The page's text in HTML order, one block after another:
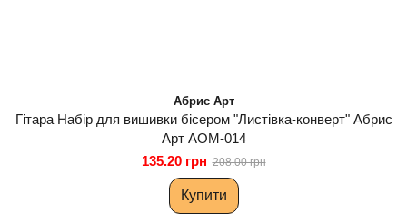
Абрис Арт
Гітара Набір для вишивки бісером "Листівка-конверт" Абрис
Арт AOM-014
135.20 грн 208.00 грн
Купити